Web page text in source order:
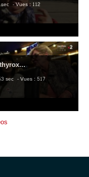
- Vues : 112
sec - Vues : 517